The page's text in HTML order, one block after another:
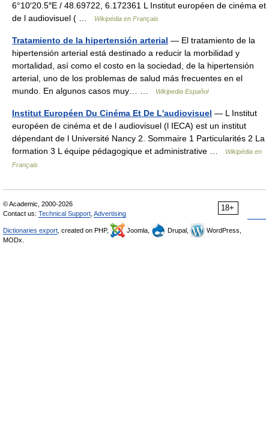
6°10′20.5″E / 48.69722, 6.172361 L Institut européen de cinéma et
de l audiovisuel ( …
Wikipédia en Français
Tratamiento de la hipertensión arterial — El tratamiento de la
hipertensión arterial está destinado a reducir la morbilidad y
mortalidad, así como el costo en la sociedad, de la hipertensión
arterial, uno de los problemas de salud más frecuentes en el
mundo. En algunos casos muy… …
Wikipedia Español
Institut Européen Du Cinéma Et De L'audiovisuel — L Institut
européen de cinéma et de l audiovisuel (l IECA) est un institut
dépendant de l Université Nancy 2. Sommaire 1 Particularités 2 La
formation 3 L équipe pédagogique et administrative …
Wikipédia en
Français
18+
© Academic, 2000-2026
Contact us: Technical Support Advertising
Dictionaries export , created on PHP, Joomla, Drupal,
WordPress,
MODx.